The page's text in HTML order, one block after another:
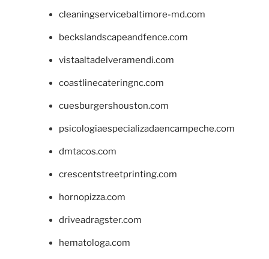
cleaningservicebaltimore-md.com
beckslandscapeandfence.com
vistaaltadelveramendi.com
coastlinecateringnc.com
cuesburgershouston.com
psicologiaespecializadaencampeche.com
dmtacos.com
crescentstreetprinting.com
hornopizza.com
driveadragster.com
hematologa.com